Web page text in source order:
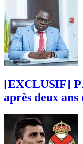
[EXCLUSIF]
après deux ans